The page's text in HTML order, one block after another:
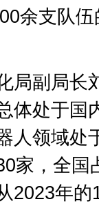
余支队伍
副局长
体处于国
人领域处
家，全国
2023年的